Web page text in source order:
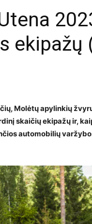
ekipažų
Molėtų apylinkių
skaičių ekipažų ir,
automobilių